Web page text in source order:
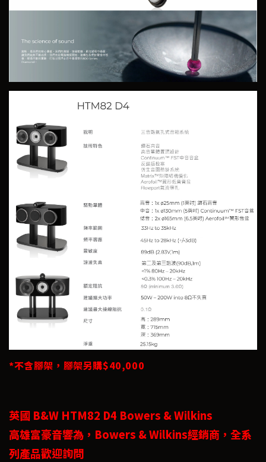
*不含腳架，腳架另購$40,000
英國 B&W HTM82 D4 Bowers & Wilkins
高雄富豪音響為，Bowers & Wilkins經銷商，全系
列產品歡迎詢問